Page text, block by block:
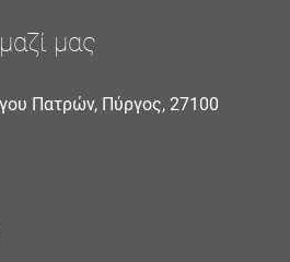
μας
Πατρών, Πύργος, 27100